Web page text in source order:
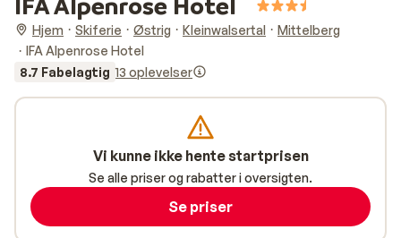
Hjem Skiferie Østrig Kleinwalsertal
Mittelberg
IFA Alpenrose Hotel
8.7 Fabelagtig 13 oplevelser
Vi kunne ikke hente startprisen
Se alle priser og rabatter i oversigten.
Se priser